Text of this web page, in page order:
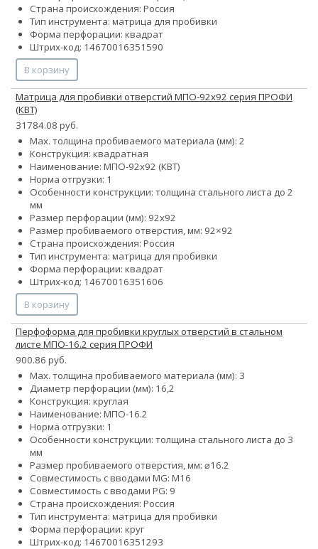
Страна происхождения: Россия
Тип инструмента: матрица для пробивки
Форма перфорации: квадрат
Штрих-код: 14670016351590
В корзину
Матрица для пробивки отверстий МПО-92х92 серия ПРОФИ
(КВТ)
31784.08 руб.
Max. толщина пробиваемого материала (мм): 2
Конструкция: квадратная
Наименование: МПО-92х92 (КВТ)
Норма отгрузки: 1
Особенности конструкции: толщина стального листа до 2
мм
Размер перфорации (мм): 92х92
Размер пробиваемого отверстия, мм: 92×92
Страна происхождения: Россия
Тип инструмента: матрица для пробивки
Форма перфорации: квадрат
Штрих-код: 14670016351606
В корзину
Перфоформа для пробивки круглых отверстий в стальном
листе МПО-16.2 серия ПРОФИ
900.86 руб.
Max. толщина пробиваемого материала (мм): 3
Диаметр перфорации (мм): 16,2
Конструкция: круглая
Наименование: МПО-16.2
Норма отгрузки: 1
Особенности конструкции: толщина стального листа до 3
мм
Размер пробиваемого отверстия, мм: ⌀16.2
Совместимость с вводами MG: М16
Совместимость с вводами PG: 9
Страна происхождения: Россия
Тип инструмента: матрица для пробивки
Форма перфорации: круг
Штрих-код: 14670016351293